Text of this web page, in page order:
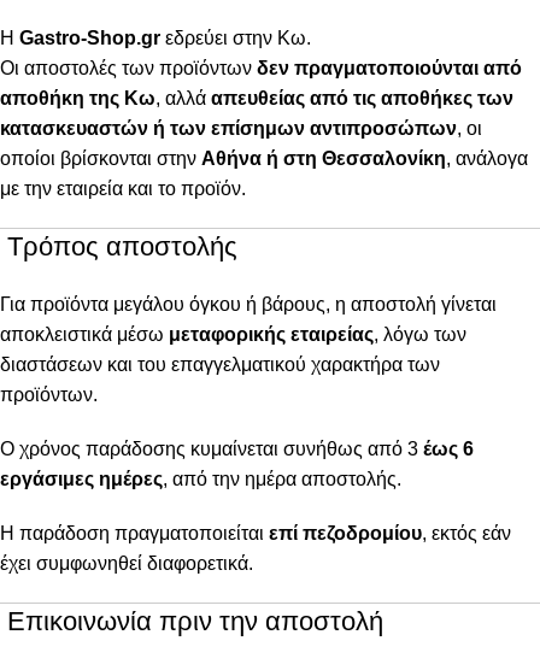
Η Gastro-Shop.gr εδρεύει στην Κω.
Οι αποστολές των προϊόντων δεν πραγματοποιούνται από
αποθήκη της Κω, αλλά απευθείας από τις αποθήκες των
κατασκευαστών ή των επίσημων αντιπροσώπων, οι
οποίοι βρίσκονται στην Αθήνα ή στη Θεσσαλονίκη, ανάλογα
με την εταιρεία και το προϊόν.
Τρόπος αποστολής
Για προϊόντα μεγάλου όγκου ή βάρους, η αποστολή γίνεται
αποκλειστικά μέσω μεταφορικής εταιρείας, λόγω των
διαστάσεων και του επαγγελματικού χαρακτήρα των
προϊόντων.
Ο χρόνος παράδοσης κυμαίνεται συνήθως από 3 έως 6
εργάσιμες ημέρες, από την ημέρα αποστολής.
Η παράδοση πραγματοποιείται επί πεζοδρομίου, εκτός εάν
έχει συμφωνηθεί διαφορετικά.
Επικοινωνία πριν την αποστολή